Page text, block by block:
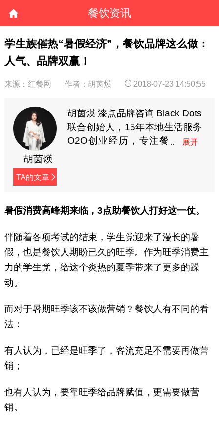
餐饮资讯
学生族催热“暑假经济”，餐饮品牌这么做：
人气、品牌双赢！
来源：红餐网 作者：胡茵煐 2018-07-23 14:50:55
胡茵煐
TA的文章
胡茵煐 漆点品牌咨询 Black Dots
联合创始人，15年本地生活服务
O2O创业经历，专注餐
样、蘇小柳点心专门店、陈记顺
佳林开心梦工场等品牌。（微信
号：yuelaoban）
暑假消费高峰期来临，3点助餐饮人打好这一仗。
伴随着各项考试的结束，学生党迎来了漫长的暑
假，也是餐饮人期盼已久的旺季。作为旺季消费主
力的学生党，给这个炎热的夏季带来了更多的躁
动。
而对于暑期旺季该不该做营销？餐饮人有不同的看
法：
有人认为，已经是旺季了，客流充足不需要再做营
销；
也有人认为，要靠旺季给品牌赋值，更需要做营
销。